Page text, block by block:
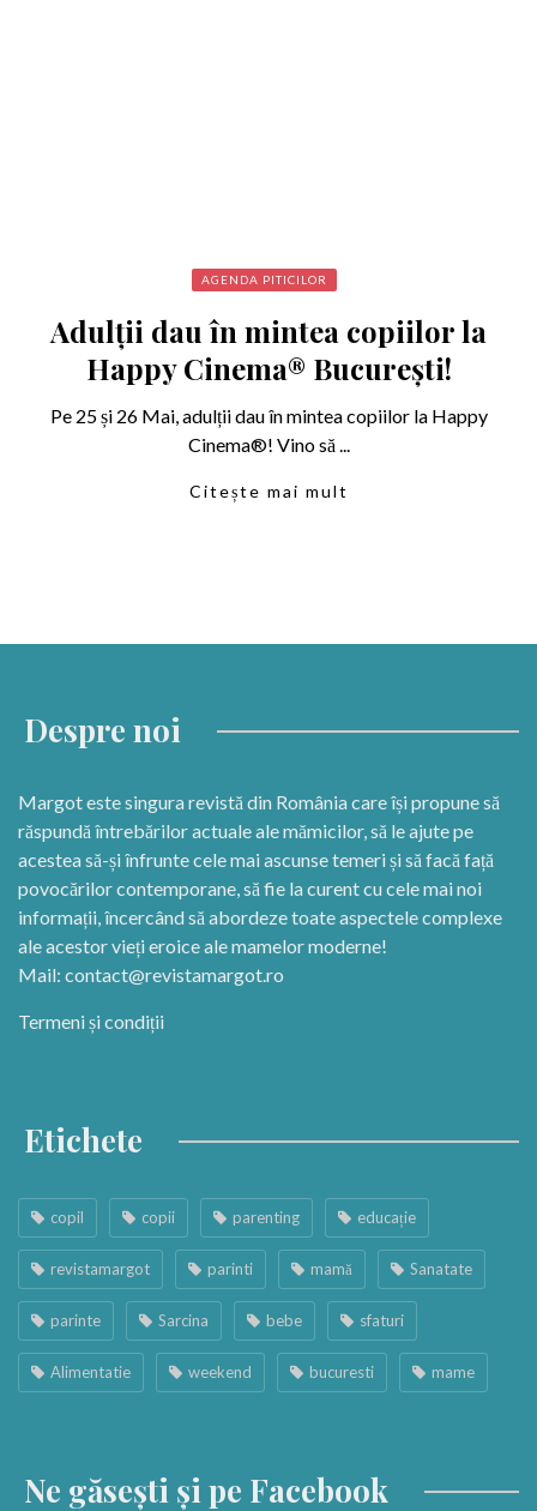
AGENDA PITICILOR
Adulții dau în mintea copiilor la
Happy Cinema® București!
Pe 25 și 26 Mai, adulții dau în mintea copiilor la Happy
Cinema®! Vino să ...
Citește mai mult
Despre noi
Margot este singura revistă din România care își propune să
răspundă întrebărilor actuale ale mămicilor, să le ajute pe
acestea să-și înfrunte cele mai ascunse temeri și să facă față
povocărilor contemporane, să fie la curent cu cele mai noi
informații, încercând să abordeze toate aspectele complexe
ale acestor vieți eroice ale mamelor moderne!
Mail: contact@revistamargot.ro
Termeni și condiții
Etichete
copil copii parenting educație
revistamargot parinti mamă Sanatate
parinte Sarcina bebe sfaturi
Alimentatie weekend bucuresti mame
Ne găsești și pe Facebook